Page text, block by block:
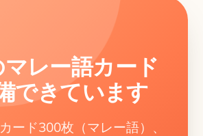
レー語カード
できています
ード300枚（マレー語）、